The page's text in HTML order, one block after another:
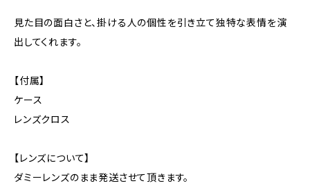
見た目の面白さと、掛ける人の個性を引き立て独特な表情を演
出してくれます。
【付属】
ケース
レンズクロス
【レンズについて】
ダミーレンズのまま発送させて頂きます。